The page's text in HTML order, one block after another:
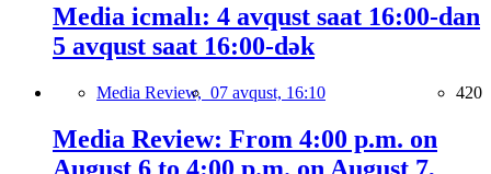
Media icmalı: 4 avqust saat 16:00-dan
5 avqust saat 16:00-dək
Media Review, 07 avqust, 16:10 420
Media Review: From 4:00 p.m. on
August 6 to 4:00 p.m. on August 7,